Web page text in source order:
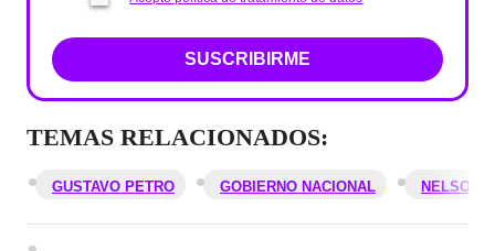
SUSCRIBIRME
TEMAS RELACIONADOS:
GUSTAVO PETRO GOBIERNO NACIONAL NELSON